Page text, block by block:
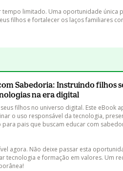
tempo limitado. Uma oportunidade única
filhos e fortalecer os laços familiares
Sabedoria: Instruindo filhos
na era digital
filhos no universo digital. Este eBook
o uso responsável da tecnologia,
para pais que buscam educar com
agora. Não deixe passar esta
tecnologia e formação em valores. Um